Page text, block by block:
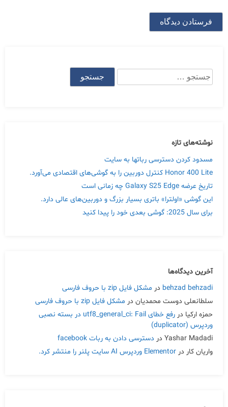
Skip
جستجو
برای:
نوشته‌های تازه
مسدود کردن دسترسی رباتها به سایت
Honor 400 Lite کنترل دوربین را به گوشی‌های اقتصادی می‌آورد.
تاریخ عرضه Galaxy S25 Edge چه زمانی است
این گوشی «اولترا» باتری بسیار بزرگ و دوربین‌های عالی دارد.
برای سال 2025: گوشی بعدی خود را پیدا کنید
آخرین دیدگاه‌ها
behzad behzadi در مشکل فایل zip با حروف فارسی
سلطانعلی دوست محمدیان در مشکل فایل zip با حروف فارسی
حمزه ارکیا در
رفع خطای utf8_general_ci: Fail در بسته نصبی
وردپرس (duplicator)
Yashar Madadi در دسترسی دادن به ربات facebook
واریان کار در Elementor وردپرس AI سایت پلنر را منتشر کرد.